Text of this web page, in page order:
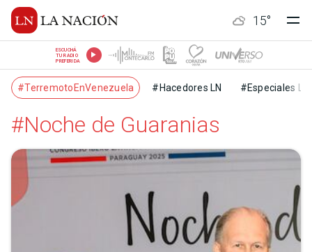
15°
ESCUCHÁ
TU RADIO
PREFERIDA
#TerremotoEnVenezuela #Hacedores LN #Especiales LN
#Noche de Guaranias